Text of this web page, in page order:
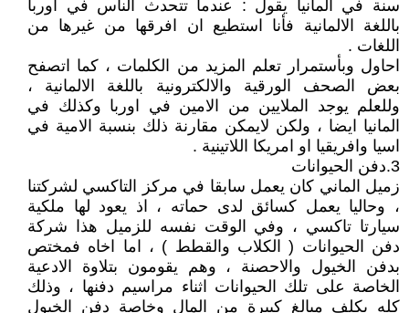
سنة في المانيا يقول : عندما تتحدث الناس في اوربا
باللغة الالمانية فأنا استطيع ان افرقها من غيرها من
اللغات .
احاول وبأستمرار تعلم المزيد من الكلمات ، كما اتصفح
بعض الصحف الورقية والالكترونية باللغة الالمانية ،
وللعلم يوجد الملايين من الامين في اوربا وكذلك في
المانيا ايضا ، ولكن لايمكن مقارنة ذلك بنسبة الامية في
اسيا وافريقيا او امريكا اللاتينية .
3.دفن الحيوانات
زميل الماني كان يعمل سابقا في مركز التاكسي لشركتنا
، وحاليا يعمل كسائق لدى حماته ، اذ يعود لها ملكية
سيارتا تاكسي ، وفي الوقت نفسه للزميل هذا شركة
دفن الحيوانات ( الكلاب والقطط ) ، اما اخاه فمختص
بدفن الخيول والاحصنة ، وهم يقومون بتلاوة الادعية
الخاصة على تلك الحيوانات اثناء مراسيم دفنها ، وذلك
كله يكلف مبالغ كبيرة من المال وخاصة دفن الخيول